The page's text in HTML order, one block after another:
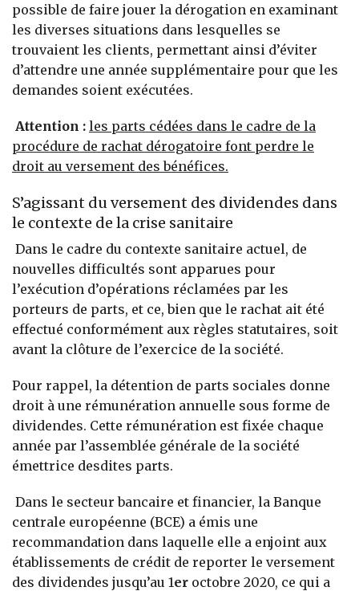
possible de faire jouer la dérogation en examinant
les diverses situations dans lesquelles se
trouvaient les clients, permettant ainsi d’éviter
d’attendre une année supplémentaire pour que les
demandes soient exécutées.
Attention : les parts cédées dans le cadre de la
procédure de rachat dérogatoire font perdre le
droit au versement des bénéfices.
S’agissant du versement des dividendes dans
le contexte de la crise sanitaire
Dans le cadre du contexte sanitaire actuel, de
nouvelles difficultés sont apparues pour
l’exécution d’opérations réclamées par les
porteurs de parts, et ce, bien que le rachat ait été
effectué conformément aux règles statutaires, soit
avant la clôture de l’exercice de la société.
Pour rappel, la détention de parts sociales donne
droit à une rémunération annuelle sous forme de
dividendes. Cette rémunération est fixée chaque
année par l’assemblée générale de la société
émettrice desdites parts.
Dans le secteur bancaire et financier, la Banque
centrale européenne (BCE) a émis une
recommandation dans laquelle elle a enjoint aux
établissements de crédit de reporter le versement
des dividendes jusqu’au 1er octobre 2020, ce qui a